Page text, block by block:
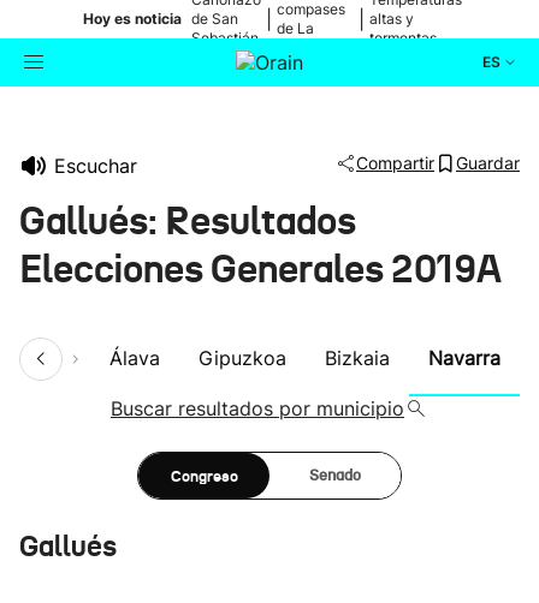
Hoy es noticia de San
Sebastián
compases
de La
altas y
tormentas
ES
Escuchar Compartir Guardar
Gallués: Resultados
Elecciones Generales 2019A
Álava Gipuzkoa Bizkaia Navarra
Buscar resultados por municipio
Congreso Senado
Gallués